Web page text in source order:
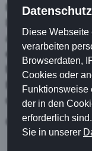
Betreiber erstellt
Dritter beachtet.
als solche
eine
bitten wir um
Bekanntwerden
derartige Inhalte
Quelle:e-
Diese Webseite
verarbeiten
Browserdaten,
Cookies oder
Funktionsweise
der in den
erforderlich
Sie in unserer